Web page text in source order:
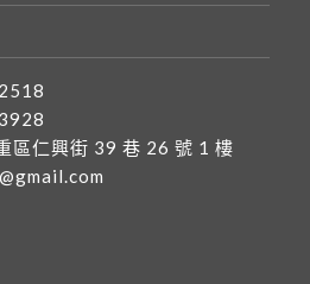
區仁興街 39 巷 26 號 1 樓